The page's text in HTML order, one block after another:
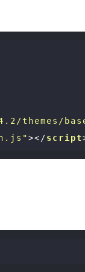
themes/
></script